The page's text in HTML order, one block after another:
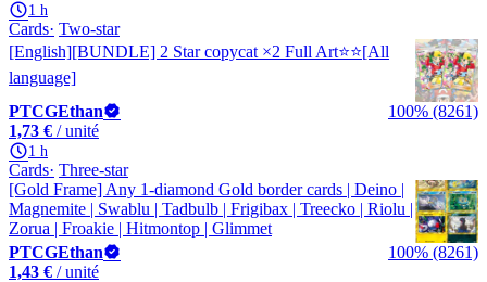
1 h
Cards Two-star
[English][BUNDLE] 2 Star copycat ×2 Full Art⭐️⭐️[All
language]
PTCGEthan
100% (8261)
1,73 € / unité
1 h
Cards Three-star
[Gold Frame] Any 1-diamond Gold border cards | Deino |
Magnemite | Swablu | Tadbulb | Frigibax | Treecko | Riolu |
Zorua | Froakie | Hitmontop | Glimmet
PTCGEthan
100% (8261)
1,43 € / unité